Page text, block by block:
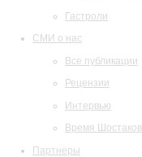
Гастроли
СМИ о нас
Все публикации
Рецензии
Интервью
Время
Партнеры